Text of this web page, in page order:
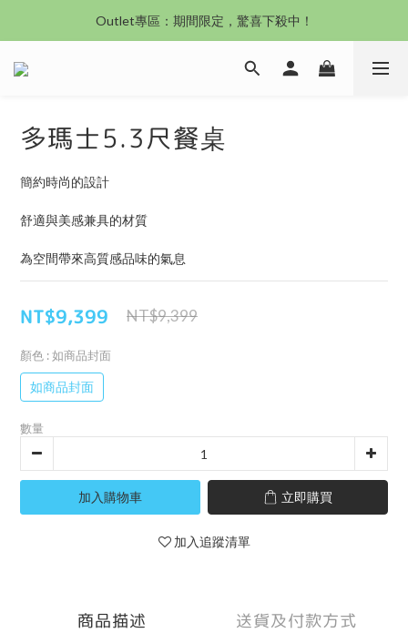
沙發新登場｜想躺就躺，頭等艙到商務艙一次擁有
Outlet專區：期間限定，驚喜下殺中！
沙發新登場｜想躺就躺，頭等艙到商務艙一次擁有
多瑪士5.3尺餐桌
簡約時尚的設計
舒適與美感兼具的材質
為空間帶來高質感品味的氣息
NT$9,399 NT$9,399
顏色 : 如商品封面
如商品封面
數量
加入購物車 立即購買
加入追蹤清單
商品描述 送貨及付款方式